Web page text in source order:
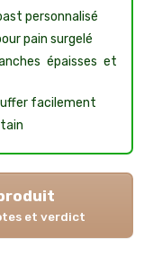
personnalisé
pain surgelé
épaisses et
facilement
et verdict